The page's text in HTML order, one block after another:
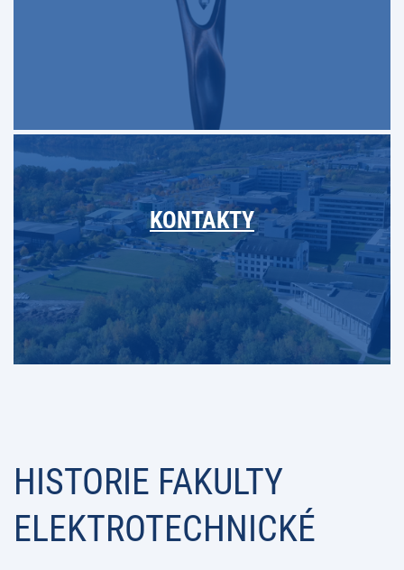
KONTAKTY
HISTORIE FAKULTY
ELEKTROTECHNICKÉ